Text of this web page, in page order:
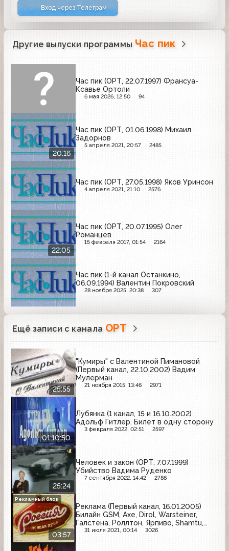
Вход через Телеграм
Другие выпуски программы Час пик
Час пик (ОРТ, 22.07.1997) Франсуа-
Ксавье Ортоли
6 мая 2026, 12:50 94
20:16
Час пик (ОРТ, 01.06.1998) Михаил
Задорнов
5 апреля 2021, 20:57 2485
Час пик (ОРТ, 27.05.1998) Яков Уринсон
4 апреля 2021, 21:10 2576
22:05
Час пик (ОРТ, 20.07.1995) Олег
Романцев
15 февраля 2017, 01:54 2164
Час пик (1-й канал Останкино,
06.09.1994) Валентин Покровский
28 ноября 2025, 20:38 307
Ещё записи с канала ОРТ
25:55
"Кумиры" с Валентиной Пимановой
(Первый канал, 22.10.2002) Вадим
Мулерман
21 ноября 2015, 13:46 2971
01:10:50
Лубянка (1 канал, 15 и 16.10.2002)
Адольф Гитлер. Билет в одну сторону
3 февраля 2022, 02:51 2597
25:24
Человек и закон (ОРТ, 7.07.1999)
Убийство Вадима Руденко
7 сентября 2022, 14:42 2786
03:57
Реклама (Первый канал, 16.01.2005)
Билайн GSM, Axe, Dirol, Warsteiner,
Галстена, Роллтон, Ярпиво, Shamtu,
Россия - щедрая душа
31 июля 2021, 00:14 3026
Рекламный блок